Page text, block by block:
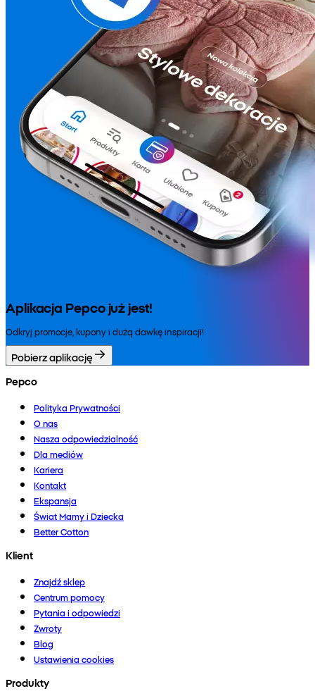
Aplikacja Pepco już jest!
Odkryj promocje, kupony i dużą dawkę inspiracji!
Pobierz aplikację
Pepco
Polityka Prywatności
O nas
Nasza odpowiedzialność
Dla mediów
Kariera
Kontakt
Ekspansja
Świat Mamy i Dziecka
Better Cotton
Klient
Znajdź sklep
Centrum pomocy
Pytania i odpowiedzi
Zwroty
Blog
Ustawienia cookies
Produkty